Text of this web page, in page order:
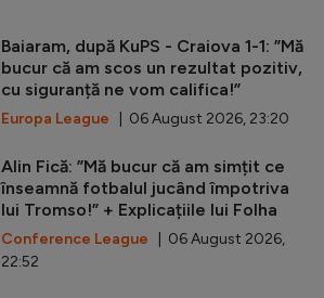
Baiaram, după KuPS - Craiova 1-1: ”Mă
bucur că am scos un rezultat pozitiv,
cu siguranță ne vom califica!”
Europa League | 06 August 2026, 23:20
Alin Fică: ”Mă bucur că am simțit ce
înseamnă fotbalul jucând împotriva
lui Tromso!” + Explicațiile lui Folha
Conference League | 06 August 2026,
22:52